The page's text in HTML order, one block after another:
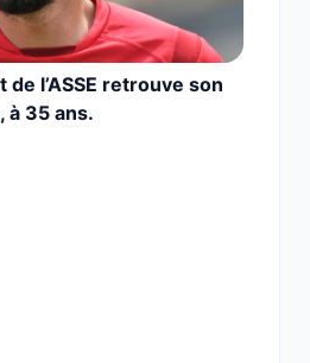
de l’ASSE retrouve son
à 35 ans.